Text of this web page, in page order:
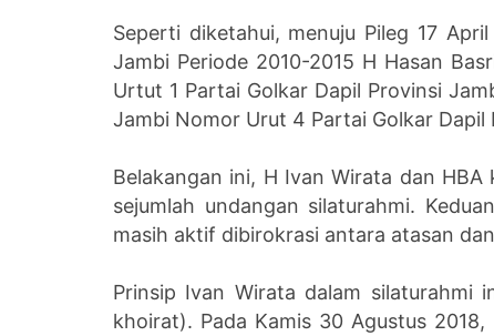
Seperti diketahui, menuju Pileg 17
Jambi Periode 2010-2015 H Hasan
Urtut 1 Partai Golkar Dapil Provinsi
Jambi Nomor Urut 4 Partai Golkar
Belakangan ini, H Ivan Wirata dan
sejumlah undangan silaturahmi.
masih aktif dibirokrasi antara atasan
Prinsip Ivan Wirata dalam silaturahmi
khoirat). Pada Kamis 30 Agustus